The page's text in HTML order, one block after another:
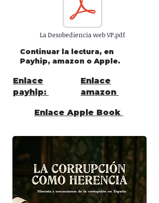
La Desobediencia web VP.pdf
Continuar la lectura, en
Payhip, amazon o Apple.
Enlace
payhip:
Enlace
amazon
Enlace Apple Book